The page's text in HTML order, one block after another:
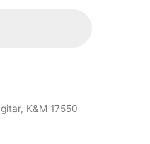
K&M 17550